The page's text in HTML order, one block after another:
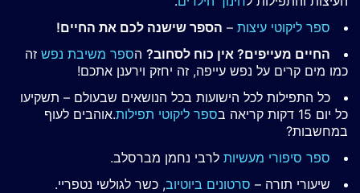
ספר ליקוטי עיצות – הספר שישנה לכם את החיים!
החיים מעייפים? אין כוח לסחוב? הספר משיבת נפש זה
כמו מים קרים על נפש עייפה, זה יחזק וירענן אתכם!
כל התפילות לכל הישועות בכל הנושאים שבעולם – תשקיעו
כל יום 15 דקות קריאה ב
ספר ליקוטי תפילות.אוהבים לעוף
במחשבות?
ספר סיפורי מעשיות לרבי נחמן מברסלב.
שיעורי תורה – סרטונים ביוטיוב, כשר לגולשי נטפריי.